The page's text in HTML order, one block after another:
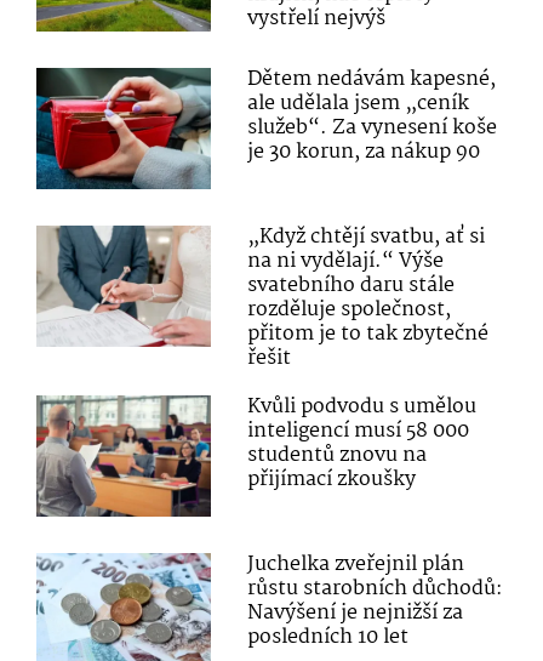
vystřelí nejvýš
Dětem nedávám kapesné,
ale udělala jsem „ceník
služeb“. Za vynesení koše
je 30 korun, za nákup 90
„Když chtějí svatbu, ať si
na ni vydělají.“ Výše
svatebního daru stále
rozděluje společnost,
přitom je to tak zbytečné
řešit
Kvůli podvodu s umělou
inteligencí musí 58 000
studentů znovu na
přijímací zkoušky
Juchelka zveřejnil plán
růstu starobních důchodů:
Navýšení je nejnižší za
posledních 10 let